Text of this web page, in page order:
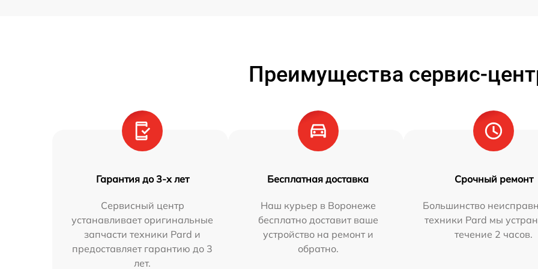
Преимущества сервис-
Гарантия до 3-х лет
Сервисный центр
устанавливает оригинальные
запчасти техники Pard и
предоставляет гарантию до 3
лет.
Бесплатная доставка
Наш курьер в Воронеже
бесплатно доставит ваше
устройство на ремонт и
обратно.
Срочный ремонт
Большинство
техники Pard мы
течение 2 часов.